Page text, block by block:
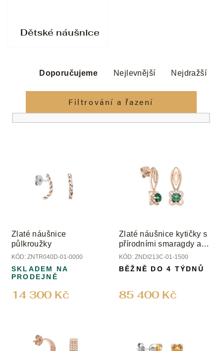
Dětské náušnice
z
n
í
d
u
Doporučujeme Nejlevnější Nejdražší
Filtrování a řazení
o
d
u
k
ů
Zlaté náušnice
půlkroužky
KÓD: ZNTR040D-01-0000
14 300 Kč
SKLADEM NA
PRODEJNĚ
Zlaté náušnice kytičky s
přírodními smaragdy a
diamanty
KÓD: ZNDI213C-01-1500
85 400 Kč
BĚŽNĚ DO 4 TÝDNŮ